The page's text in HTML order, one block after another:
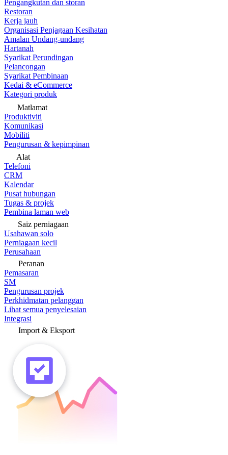
Pengangkutan dan storan
Restoran
Kerja jauh
Organisasi Penjagaan Kesihatan
Amalan Undang-undang
Hartanah
Syarikat Perundingan
Pelancongan
Syarikat Pembinaan
Kedai & eCommerce
Kategori produk
Matlamat
Produktiviti
Komunikasi
Mobiliti
Pengurusan & kepimpinan
Alat
Telefoni
CRM
Kalendar
Pusat hubungan
Tugas & projek
Pembina laman web
Saiz perniagaan
Usahawan solo
Perniagaan kecil
Perusahaan
Peranan
Pemasaran
SM
Pengurusan projek
Perkhidmatan pelanggan
Lihat semua penyelesaian
Integrasi
Import & Eksport